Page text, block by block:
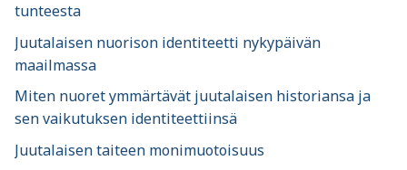
tunteesta
Juutalaisen nuorison identiteetti nykypäivän
maailmassa
Miten nuoret ymmärtävät juutalaisen historiansa ja
sen vaikutuksen identiteettiinsä
Juutalaisen taiteen monimuotoisuus